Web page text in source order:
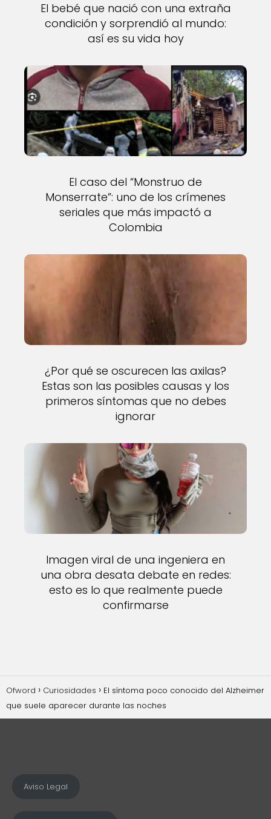
El bebé que nació con una extraña
condición y sorprendió al mundo:
así es su vida hoy
El caso del “Monstruo de
Monserrate”: uno de los crímenes
seriales que más impactó a
Colombia
¿Por qué se oscurecen las axilas?
Estas son las posibles causas y los
primeros síntomas que no debes
ignorar
Imagen viral de una ingeniera en
una obra desata debate en redes:
esto es lo que realmente puede
confirmarse
Ofword Curiosidades
El síntoma poco conocido del Alzheimer
que suele aparecer durante las noches
Aviso Legal